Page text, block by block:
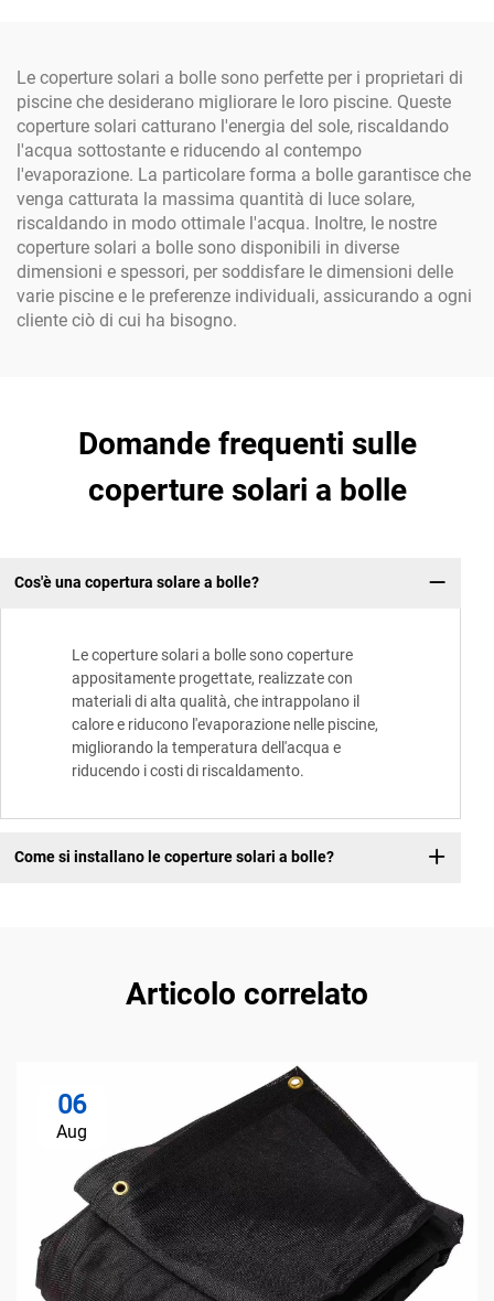
Le coperture solari a bolle sono perfette per i proprietari di
piscine che desiderano migliorare le loro piscine. Queste
coperture solari catturano l'energia del sole, riscaldando
l'acqua sottostante e riducendo al contempo
l'evaporazione. La particolare forma a bolle garantisce che
venga catturata la massima quantità di luce solare,
riscaldando in modo ottimale l'acqua. Inoltre, le nostre
coperture solari a bolle sono disponibili in diverse
dimensioni e spessori, per soddisfare le dimensioni delle
varie piscine e le preferenze individuali, assicurando a ogni
cliente ciò di cui ha bisogno.
Domande frequenti sulle
coperture solari a bolle
Cos'è una copertura solare a bolle?
Le coperture solari a bolle sono coperture
appositamente progettate, realizzate con
materiali di alta qualità, che intrappolano il
calore e riducono l'evaporazione nelle piscine,
migliorando la temperatura dell'acqua e
riducendo i costi di riscaldamento.
Come si installano le coperture solari a bolle?
Articolo correlato
06
Aug